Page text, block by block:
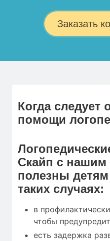
Заказать
Когда следует
помощи
Скайп с нашим
полезны
таких случаях:
в
чтобы
есть задержка